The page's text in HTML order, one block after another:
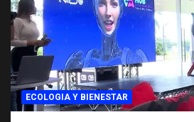
ECOLOGIA Y BIENESTAR